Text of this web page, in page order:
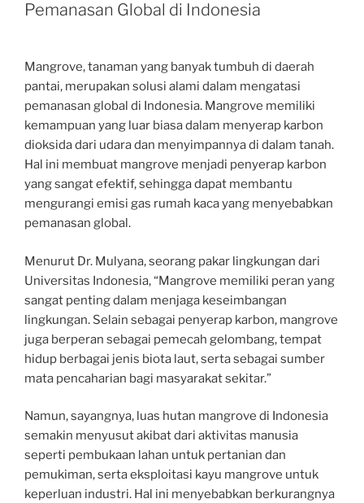
Pemanasan Global di Indonesia
Mangrove, tanaman yang banyak tumbuh di daerah
pantai, merupakan solusi alami dalam mengatasi
pemanasan global di Indonesia. Mangrove memiliki
kemampuan yang luar biasa dalam menyerap karbon
dioksida dari udara dan menyimpannya di dalam tanah.
Hal ini membuat mangrove menjadi penyerap karbon
yang sangat efektif, sehingga dapat membantu
mengurangi emisi gas rumah kaca yang menyebabkan
pemanasan global.
Menurut Dr. Mulyana, seorang pakar lingkungan dari
Universitas Indonesia, “Mangrove memiliki peran yang
sangat penting dalam menjaga keseimbangan
lingkungan. Selain sebagai penyerap karbon, mangrove
juga berperan sebagai pemecah gelombang, tempat
hidup berbagai jenis biota laut, serta sebagai sumber
mata pencaharian bagi masyarakat sekitar.”
Namun, sayangnya, luas hutan mangrove di Indonesia
semakin menyusut akibat dari aktivitas manusia
seperti pembukaan lahan untuk pertanian dan
pemukiman, serta eksploitasi kayu mangrove untuk
keperluan industri. Hal ini menyebabkan berkurangnya